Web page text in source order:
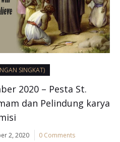
SINGKAT)
2020 – Pesta St.
dan Pelindung karya
2, 2020 0 Comments